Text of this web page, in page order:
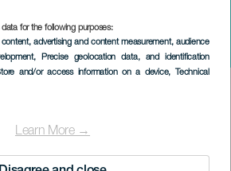
for the following purposes:
advertising and content measurement, audience
, Precise geolocation data, and identification
and/or access information on a device, Technical
Learn More →
feat. Polo